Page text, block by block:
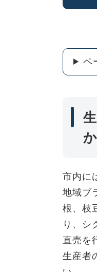
ペ
市内に
地域ブ
根、枝
り、シ
直売を
生産者